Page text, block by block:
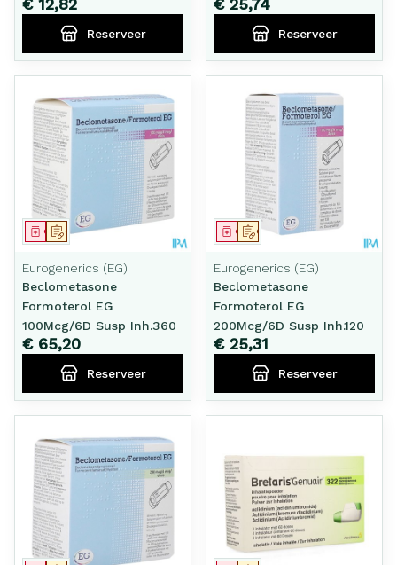
€ 12,82
Reserveer
€ 25,74
Reserveer
Op voorschrift
Geneesmiddel
Eurogenerics (EG)
Beclometasone
Formoterol EG
100Mcg/6D Susp Inh.360
€ 65,20
Reserveer
Op voorschrift
Geneesmiddel
Eurogenerics (EG)
Beclometasone
Formoterol EG
200Mcg/6D Susp Inh.120
€ 25,31
Reserveer